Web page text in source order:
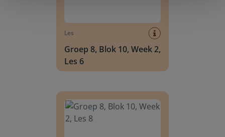
Les
Groep 8, Blok 10, Week 2,
Les 6